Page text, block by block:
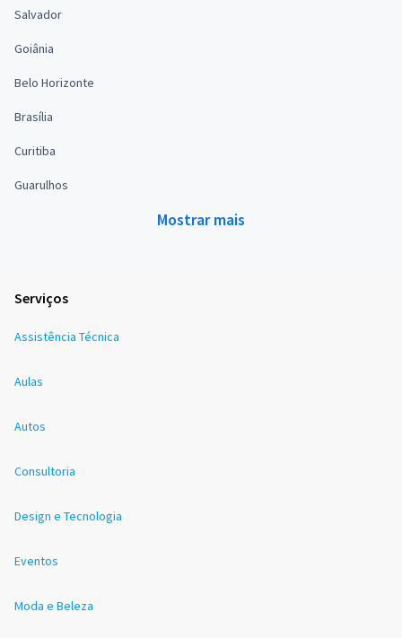
Salvador
Goiânia
Belo Horizonte
Brasília
Curitiba
Guarulhos
Mostrar mais
Serviços
Assistência Técnica
Aulas
Autos
Consultoria
Design e Tecnologia
Eventos
Moda e Beleza